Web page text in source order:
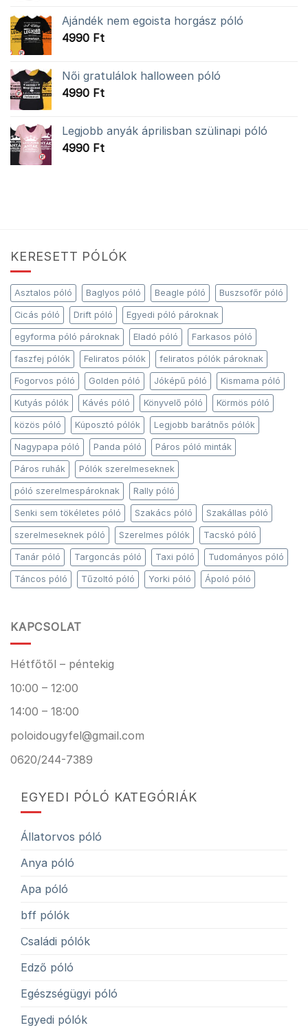
Ajándék nem egoista horgász póló
4990 Ft
Női gratulálok halloween póló
4990 Ft
Legjobb anyák áprilisban szülinapi póló
4990 Ft
KERESETT PÓLÓK
Asztalos póló Baglyos póló Beagle póló Buszsofőr póló
Cicás póló Drift póló Egyedi póló pároknak
egyforma póló pároknak Eladó póló Farkasos póló
faszfej pólók Feliratos pólók feliratos pólók pároknak
Fogorvos póló Golden póló Jóképű póló Kismama póló
Kutyás pólók Kávés póló Könyvelő póló Körmös póló
közös póló Kúposztó pólók Legjobb barátnős pólók
Nagypapa póló Panda póló Páros póló minták
Páros ruhák Pólók szerelmeseknek
póló szerelmespároknak Rally póló
Senki sem tökéletes póló Szakács póló Szakállas póló
szerelmeseknek póló Szerelmes pólók Tacskó póló
Tanár póló Targoncás póló Taxi póló Tudományos póló
Táncos póló Tűzoltó póló Yorki póló Ápoló póló
KAPCSOLAT
Hétfőtől – péntekig
10:00 – 12:00
14:00 – 18:00
poloidougyfel@gmail.com
0620/244-7389
EGYEDI PÓLÓ KATEGÓRIÁK
Állatorvos póló
Anya póló
Apa póló
bff pólók
Családi pólók
Edző póló
Egészségügyi póló
Egyedi pólók